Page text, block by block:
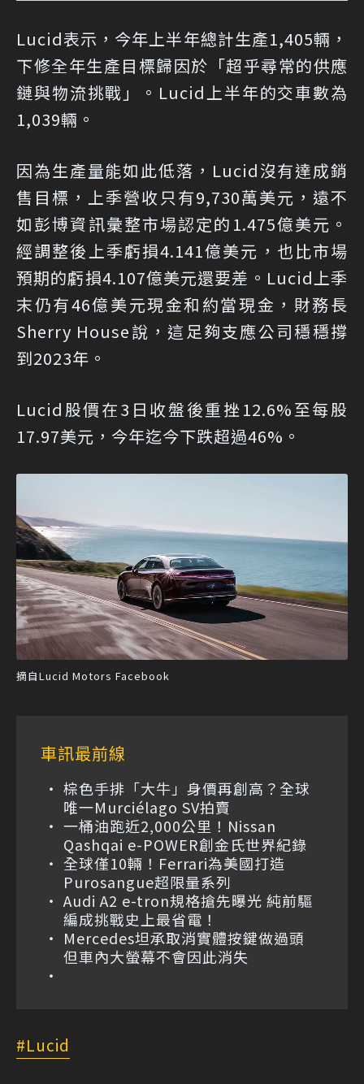
Lucid表示，今年上半年總計生產1,405輛，
下修全年生產目標歸因於「超乎尋常的供應
鏈與物流挑戰」。Lucid上半年的交車數為
1,039輛。
因為生產量能如此低落，Lucid沒有達成銷
售目標，上季營收只有9,730萬美元，遠不
如彭博資訊彙整市場認定的1.475億美元。
經調整後上季虧損4.141億美元，也比市場
預期的虧損4.107億美元還要差。Lucid上季
末仍有46億美元現金和約當現金，財務長
Sherry House說，這足夠支應公司穩穩撐
到2023年。
Lucid股價在3日收盤後重挫12.6%至每股
17.97美元，今年迄今下跌超過46%。
摘自Lucid Motors Facebook
車訊最前線
棕色手排「大牛」身價再創高？全球
唯一Murciélago SV拍賣
一桶油跑近2,000公里！Nissan
Qashqai e-POWER創金氏世界紀錄
全球僅10輛！Ferrari為美國打造
Purosangue超限量系列
Audi A2 e-tron規格搶先曝光 純前驅
編成挑戰史上最省電！
Mercedes坦承取消實體按鍵做過頭
但車內大螢幕不會因此消失
Lucid